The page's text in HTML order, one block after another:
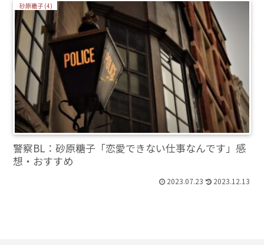
砂原糖子 (4)
警察BL：砂原糖子「恋愛できない仕事なんです」感
想・おすすめ
2023.07.23 2023.12.13